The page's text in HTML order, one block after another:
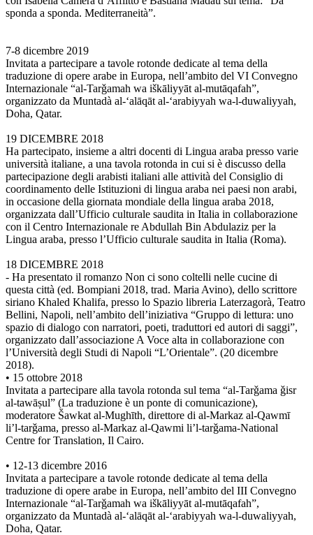
sponda a sponda. Mediterraneità”.
7-8 dicembre 2019
Invitata a partecipare a tavole rotonde dedicate al tema della
traduzione di opere arabe in Europa, nell’ambito del VI Convegno
Internazionale “al-Tarǧamah wa iškāliyyāt al-mutāqafah”,
organizzato da Muntadà al-‘alāqāt al-‘arabiyyah wa-l-duwaliyyah,
Doha, Qatar.
19 DICEMBRE 2018
Ha partecipato, insieme a altri docenti di Lingua araba presso varie
università italiane, a una tavola rotonda in cui si è discusso della
partecipazione degli arabisti italiani alle attività del Consiglio di
coordinamento delle Istituzioni di lingua araba nei paesi non arabi,
in occasione della giornata mondiale della lingua araba 2018,
organizzata dall’Ufficio culturale saudita in Italia in collaborazione
con il Centro Internazionale re Abdullah Bin Abdulaziz per la
Lingua araba, presso l’Ufficio culturale saudita in Italia (Roma).
18 DICEMBRE 2018
- Ha presentato il romanzo Non ci sono coltelli nelle cucine di
questa città (ed. Bompiani 2018, trad. Maria Avino), dello scrittore
siriano Khaled Khalifa, presso lo Spazio libreria Laterzagorà, Teatro
Bellini, Napoli, nell’ambito dell’iniziativa “Gruppo di lettura: uno
spazio di dialogo con narratori, poeti, traduttori ed autori di saggi”,
organizzato dall’associazione A Voce alta in collaborazione con
l’Università degli Studi di Napoli “L’Orientale”. (20 dicembre
2018).
• 15 ottobre 2018
Invitata a partecipare alla tavola rotonda sul tema “al-Tarǧama ǧisr
al-tawāṣul” (La traduzione è un ponte di comunicazione),
moderatore Šawkat al-Mughīth, direttore di al-Markaz al-Qawmī
li’l-tarǧama, presso al-Markaz al-Qawmi li’l-tarǧama-National
Centre for Translation, Il Cairo.
• 12-13 dicembre 2016
Invitata a partecipare a tavole rotonde dedicate al tema della
traduzione di opere arabe in Europa, nell’ambito del III Convegno
Internazionale “al-Tarǧamah wa iškāliyyāt al-mutāqafah”,
organizzato da Muntadà al-‘alāqāt al-‘arabiyyah wa-l-duwaliyyah,
Doha, Qatar.